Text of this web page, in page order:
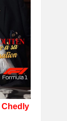
Chedly